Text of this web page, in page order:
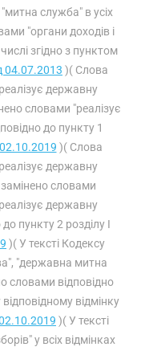
служба" в усіх
"органи доходів і
згідно з пунктом
04.07.2013 )( Слова
державну
словами "реалізує
до пункту 1
)( Слова
державну
словами
державну
пункту 2 розділу I
)( У тексті Кодексу
"державна митна
словами відповідно
відмінку
)( У тексті
у всіх відмінках